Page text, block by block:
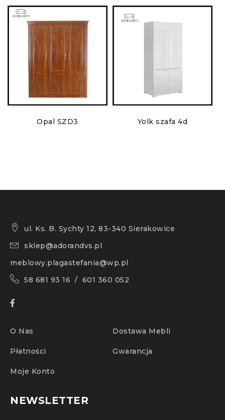
Opal SZD3 Yolk szafa 4d
ul. Ks. B. Sychty 12, 83-340 Sierakowice
sklep@adorandvs.pl
meblowy.plagastefania@wp.pl
58 681 93 16 / 601 360 052
O Nas Dostawa Mebli
Płatności Gwarancja
Moje Konto
NEWSLETTER